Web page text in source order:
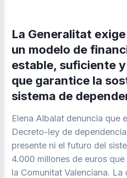
La Generalitat
un modelo de
estable, suficiente
que garantice la
sistema de
Elena Albalat denuncia que
Decreto-ley de
presente ni el futuro del
4.000 millones de euros
la Comunitat Valenciana. La